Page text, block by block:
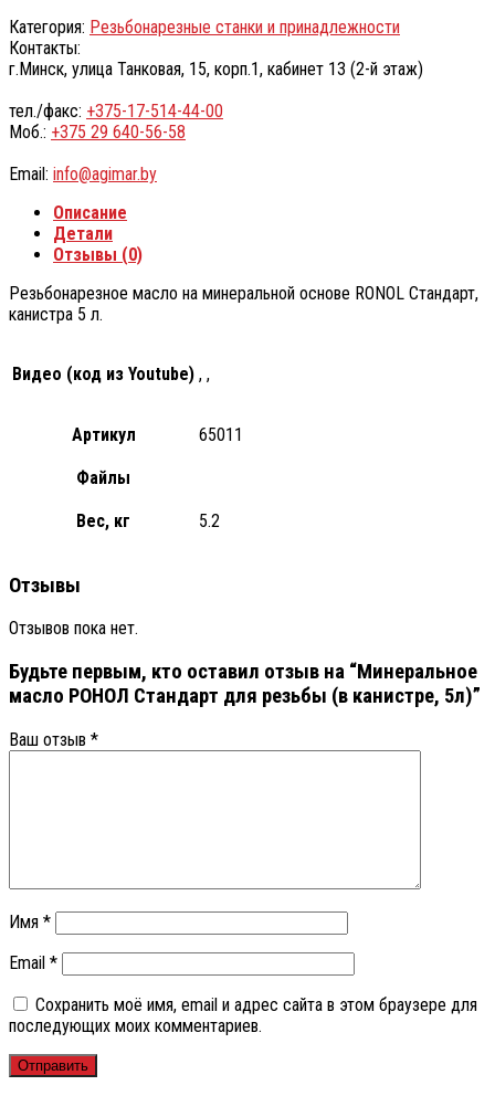
Категория: Резьбонарезные станки и принадлежности
Контакты:
г.Минск, улица Танковая, 15, корп.1, кабинет 13 (2-й этаж)
тел./факс: +375-17-514-44-00
Моб.: +375 29 640-56-58
Email: info@agimar.by
Описание
Детали
Отзывы (0)
Резьбонарезное масло на минеральной основе RONOL Стандарт,
канистра 5 л.
Видео (код из Youtube) , ,
Артикул 65011
Файлы
Вес, кг 5.2
Отзывы
Отзывов пока нет.
Будьте первым, кто оставил отзыв на “Минеральное
масло РОНОЛ Стандарт для резьбы (в канистре, 5л)”
Ваш отзыв *
Имя *
Email *
Сохранить моё имя, email и адрес сайта в этом браузере для
последующих моих комментариев.